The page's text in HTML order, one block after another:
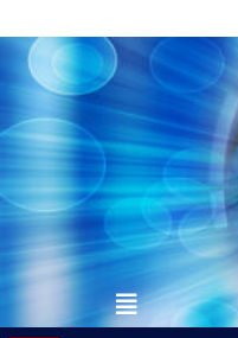
to
contentvinivida.lk